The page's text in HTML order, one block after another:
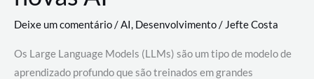
Deixe um comentário/AI, Desenvolvimento/ Jefte Costa
Os Large Language Models (LLMs) são um tipo de modelo de
aprendizado profundo que são treinados em grandes